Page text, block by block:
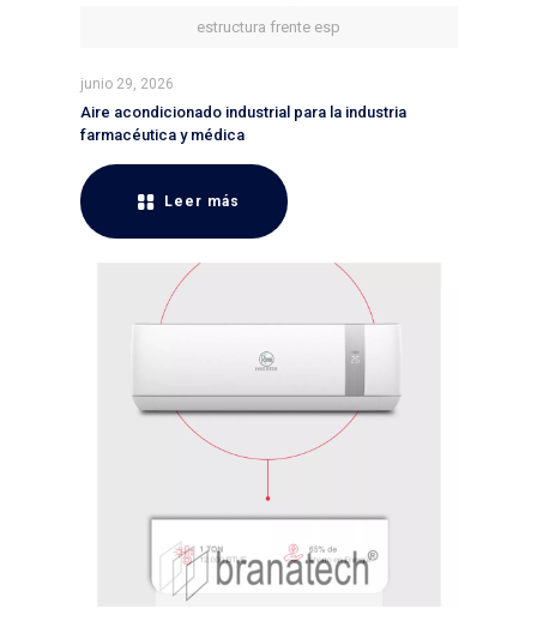
estructura frente esp
junio 29, 2026
Aire acondicionado industrial para la industria
farmacéutica y médica
Leer más